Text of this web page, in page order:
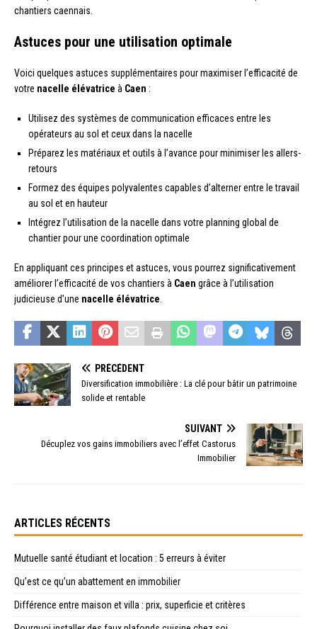
chantiers caennais.
Astuces pour une utilisation optimale
Voici quelques astuces supplémentaires pour maximiser l’efficacité de
votre nacelle élévatrice à Caen :
Utilisez des systèmes de communication efficaces entre les
opérateurs au sol et ceux dans la nacelle
Préparez les matériaux et outils à l’avance pour minimiser les allers-
retours
Formez des équipes polyvalentes capables d’alterner entre le travail
au sol et en hauteur
Intégrez l’utilisation de la nacelle dans votre planning global de
chantier pour une coordination optimale
En appliquant ces principes et astuces, vous pourrez significativement
améliorer l’efficacité de vos chantiers à Caen grâce à l’utilisation
judicieuse d’une nacelle élévatrice
PRÉCÉDENT
Diversification immobilière : La clé pour bâtir un patrimoine
solide et rentable
SUIVANT
Décuplez vos gains immobiliers avec l’effet Castorus
Immobilier
ARTICLES RÉCENTS
Mutuelle santé étudiant et location : 5 erreurs à éviter
Qu’est ce qu’un abattement en immobilier
Différence entre maison et villa : prix, superficie et critères